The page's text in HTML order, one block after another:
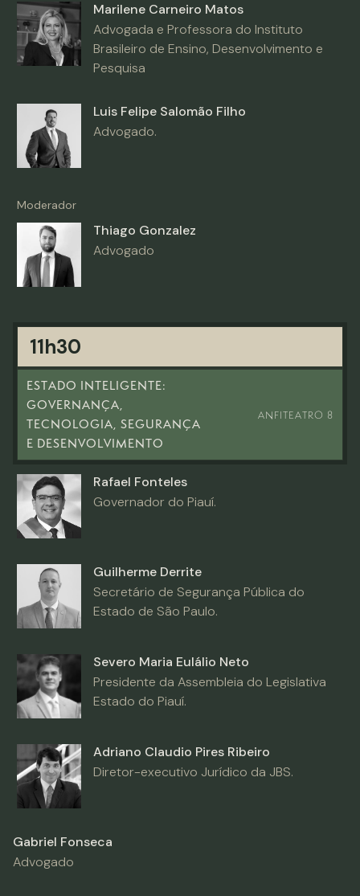
Marilene Carneiro Matos
Advogada e Professora do Instituto
Brasileiro de Ensino, Desenvolvimento e
Pesquisa
Luis Felipe Salomão Filho
Advogado.
Moderador
Thiago Gonzalez
Advogado
11h30
ESTADO INTELIGENTE:
GOVERNANÇA,
TECNOLOGIA, SEGURANÇA
E DESENVOLVIMENTO
ANFITEATRO 8
Rafael Fonteles
Governador do Piauí.
Guilherme Derrite
Secretário de Segurança Pública do
Estado de São Paulo.
Severo Maria Eulálio Neto
Presidente da Assembleia do Legislativa
Estado do Piauí.
Adriano Claudio Pires Ribeiro
Diretor-executivo Jurídico da JBS.
Gabriel Fonseca
Advogado